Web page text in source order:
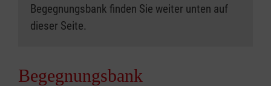
Begegnungsbank finden Sie weiter unten auf
dieser Seite.
Begegnungsbank